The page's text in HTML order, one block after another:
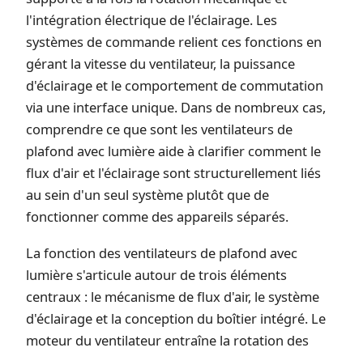
l'intégration électrique de l'éclairage. Les
systèmes de commande relient ces fonctions en
gérant la vitesse du ventilateur, la puissance
d'éclairage et le comportement de commutation
via une interface unique. Dans de nombreux cas,
comprendre ce que sont les ventilateurs de
plafond avec lumière aide à clarifier comment le
flux d'air et l'éclairage sont structurellement liés
au sein d'un seul système plutôt que de
fonctionner comme des appareils séparés.
La fonction des ventilateurs de plafond avec
lumière s'articule autour de trois éléments
centraux : le mécanisme de flux d'air, le système
d'éclairage et la conception du boîtier intégré. Le
moteur du ventilateur entraîne la rotation des